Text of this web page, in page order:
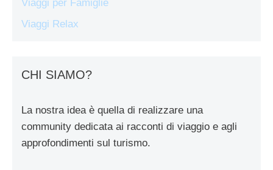
Viaggi per Famiglie
Viaggi Relax
CHI SIAMO?
La nostra idea è quella di realizzare una
community dedicata ai racconti di viaggio e agli
approfondimenti sul turismo.